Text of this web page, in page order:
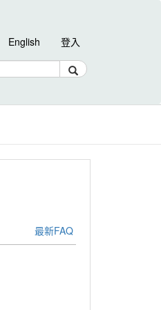
English 登入
最新FAQ